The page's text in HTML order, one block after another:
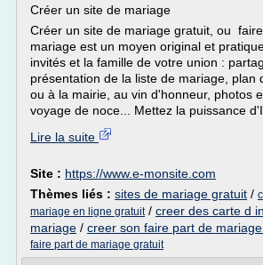
Créer un site de mariage
Créer un site de mariage gratuit, ou
mariage est un moyen original et
invités et la famille de votre union :
présentation de la liste de mariage, plan
ou à la mairie, au vin d'honneur, photos
voyage de noce... Mettez la puissance
Lire la suite
Site : https://www.e-monsite.com
Thèmes liés : sites de mariage gratuit /
mariage en ligne gratuit/ creer des carte d
mariage / creer son faire part de
faire part de mariage gratuit